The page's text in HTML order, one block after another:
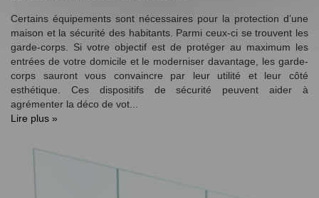
Certains équipements sont nécessaires pour la protection d’une
maison et la sécurité des habitants. Parmi ceux-ci se trouvent les
garde-corps. Si votre objectif est de protéger au maximum les
entrées de votre domicile et le moderniser davantage, les garde-
corps sauront vous convaincre par leur utilité et leur côté
esthétique. Ces dispositifs de sécurité peuvent aider à
agrémenter la déco de vot...
Lire plus »